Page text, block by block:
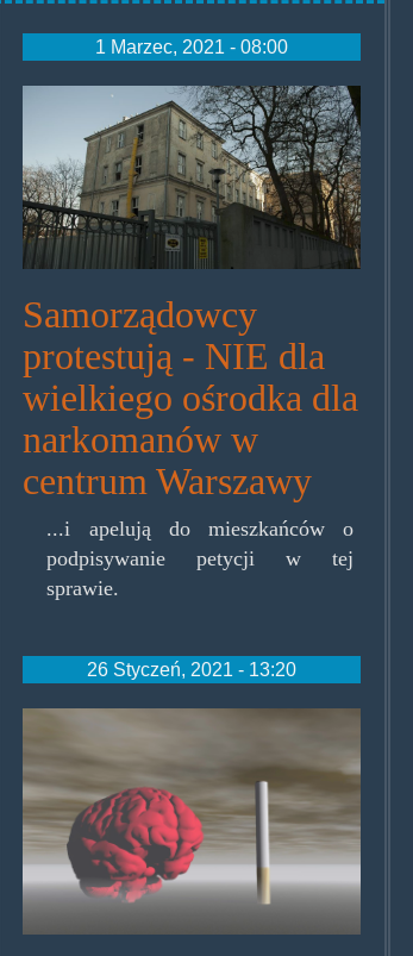
1 Marzec, 2021 - 08:00
samorzadowcy.jpg
Samorządowcy
protestują - NIE dla
wielkiego ośrodka dla
narkomanów w
centrum Warszawy
...i apelują do mieszkańców o
podpisywanie petycji w tej
sprawie.
26 Styczeń, 2021 - 13:20
nicotinebrain.jpg